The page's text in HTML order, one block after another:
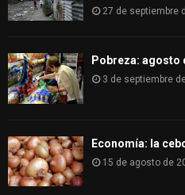
27 de septiembre
Pobreza: agosto
3 de septiembre
Economía: la
15 de agosto de